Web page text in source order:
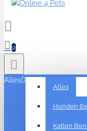
0
Alles
Alles
Honden
Katten